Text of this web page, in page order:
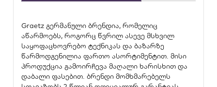
Graetz გერმანული ბრენდია, რომელიც
აწარმოებს, როგორც წვრილ ასევე მსხვილ
საყოფაცხოვრებო ტექნიკას და ბაზარზე
წარმოდგენილია ფართო ასორტიმენტით. მისი
პროდუქცია გამოირჩევა მაღალი ხარისხით და
დაბალი ფასებით. ბრენდი მომხმარებელს